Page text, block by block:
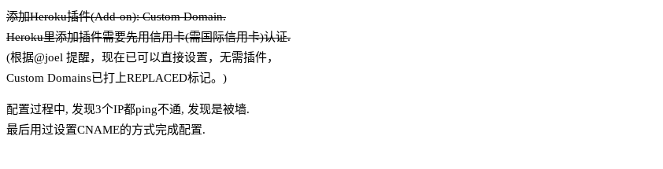
添加Heroku插件(Add-on): Custom Domain.
Heroku里添加插件需要先用信用卡(需国际信用卡)认证.
(根据@joel 提醒，现在已可以直接设置，无需插件，
Custom Domains已打上REPLACED标记。)
配置过程中, 发现3个IP都ping不通, 发现是被墙.
最后用过设置CNAME的方式完成配置.